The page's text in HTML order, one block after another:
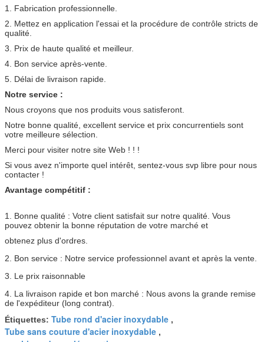
1. Fabrication professionnelle.
2. Mettez en application l'essai et la procédure de contrôle stricts de
qualité.
3. Prix de haute qualité et meilleur.
4. Bon service après-vente.
5. Délai de livraison rapide.
Notre service :
Nous croyons que nos produits vous satisferont.
Notre bonne qualité, excellent service et prix concurrentiels sont
votre meilleure sélection.
Merci pour visiter notre site Web ! ! !
Si vous avez n'importe quel intérêt, sentez-vous svp libre pour nous
contacter !
Avantage compétitif :
1. Bonne qualité : Votre client satisfait sur notre qualité. Vous
pouvez obtenir la bonne réputation de votre marché et
obtenez plus d'ordres.
2. Bon service : Notre service professionnel avant et après la vente.
3. Le prix raisonnable
4. La livraison rapide et bon marché : Nous avons la grande remise
de l'expéditeur (long contrat).
Étiquettes: Tube rond d'acier inoxydable ,
Tube sans couture d'acier inoxydable ,